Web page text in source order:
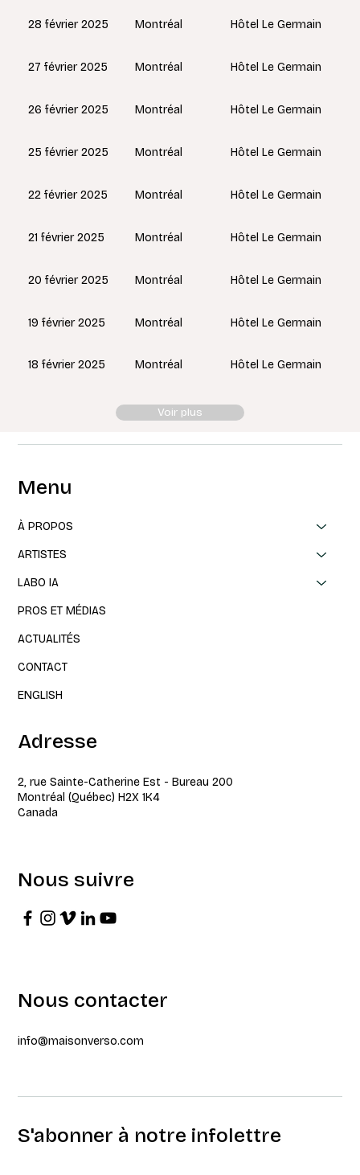
Montréal Hôtel Le Germain
28 février 2025
Montréal Hôtel Le Germain
27 février 2025
Montréal Hôtel Le Germain
26 février 2025
Montréal Hôtel Le Germain
25 février 2025
Montréal Hôtel Le Germain
22 février 2025
Montréal Hôtel Le Germain
21 février 2025
Montréal Hôtel Le Germain
20 février 2025
Montréal Hôtel Le Germain
19 février 2025
Montréal Hôtel Le Germain
18 février 2025
Voir plus
Menu
À PROPOS
ARTISTES
LABO IA
PROS ET MÉDIAS
ACTUALITÉS
CONTACT
ENGLISH
Adresse
2, rue Sainte-Catherine Est - Bureau 200
Montréal (Québec) H2X 1K4
Canada
Nous suivre
Nous contacter
info@maisonverso.com
S'abonner à notre infolettre